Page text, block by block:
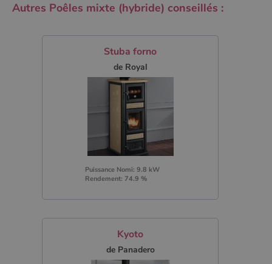
Autres Poêles mixte (hybride) conseillés :
Stuba forno
de Royal
Puissance Nomi: 9.8 kW
Rendement: 74.9 %
Kyoto
de Panadero